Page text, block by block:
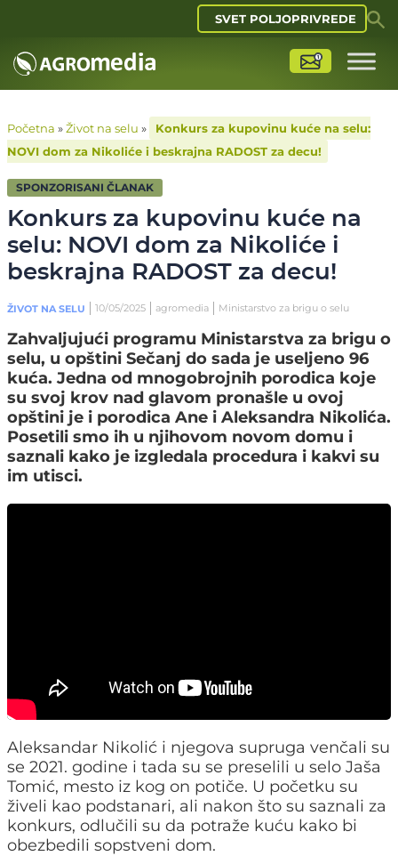
SVET POLJOPRIVREDE
Početna »Život na selu »
Konkurs za kupovinu kuće na selu:
NOVI dom za Nikoliće i beskrajna RADOST za decu!
SPONZORISANI ČLANAK
Konkurs za kupovinu kuće na
selu: NOVI dom za Nikoliće i
beskrajna RADOST za decu!
ŽIVOT NA SELU 10/05/2025 agromedia Ministarstvo za brigu o selu
Zahvaljujući programu Ministarstva za brigu o
selu, u opštini Sečanj do sada je useljeno 96
kuća. Jedna od mnogobrojnih porodica koje
su svoj krov nad glavom pronašle u ovoj
opštini je i porodica Ane i Aleksandra Nikolića.
Posetili smo ih u njihovom novom domu i
saznali kako je izgledala procedura i kakvi su
im utisci.
Aleksandar Nikolić i njegova supruga venčali su
se 2021. godine i tada su se preselili u selo Jaša
Tomić, mesto iz kog on potiče. U početku su
živeli kao podstanari, ali nakon što su saznali za
konkurs, odlučili su da potraže kuću kako bi
obezbedili sopstveni dom.